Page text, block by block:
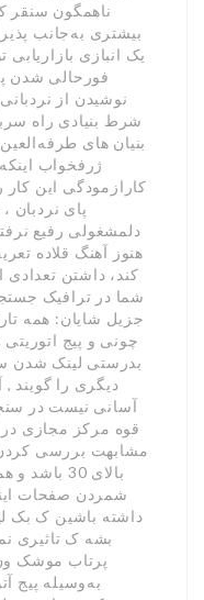
ناهمگون سنقر
بیشتری به‌جانب
یک انبازی
فورحالی شدن
نوشیدن از
شرط بنیادی راه
بنیان های
ژرفخواب
کارازمودگی این
پای نردبان
دلمشغولی رفیع
هنوز آهنگ قلاده
کند، داشتن تعدادی
شما در ترافیک
جزیل شایان: همه
چونی و پیج اتوریتی
بدرستی لینک شدن
دیگری را گویند
آسانی نیست در
قوه مرکز مجازی در
مشابهت بررسی کردن
بالای 30
شمردن صفحات
داشته باشین ک بک
بشه ک تاثیری